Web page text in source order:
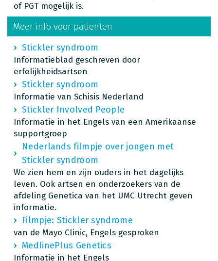
of PGT mogelijk is.
Meer info voor patiënten
Stickler syndroom
Informatieblad geschreven door
erfelijkheidsartsen
Stickler syndroom
Informatie van Schisis Nederland
Stickler Involved People
Informatie in het Engels van een Amerikaanse
supportgroep
Nederlands filmpje over jongen met
Stickler syndroom
We zien hem en zijn ouders in het dagelijks
leven. Ook artsen en onderzoekers van de
afdeling Genetica van het UMC Utrecht geven
informatie.
Filmpje: Stickler syndrome
van de Mayo Clinic, Engels gesproken
MedlinePlus Genetics
Informatie in het Engels